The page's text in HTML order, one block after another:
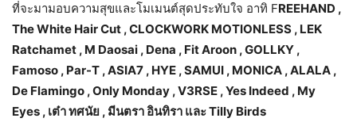
ที่จะมามอบความสุขและโมเมนต์สุดประทับใจ อาทิ FREEHAND ,
The White Hair Cut , CLOCKWORK MOTIONLESS , LEK
Ratchamet , M Daosai , Dena , Fit Aroon , GOLLKY ,
Famoso , Par-T , ASIA7 , HYE , SAMUI , MONICA , ALALA ,
De Flamingo , Only Monday , V3RSE , Yes Indeed , My
Eyes , เต๋า ทศนัย , มีนตรา อินทิรา และ Tilly Birds